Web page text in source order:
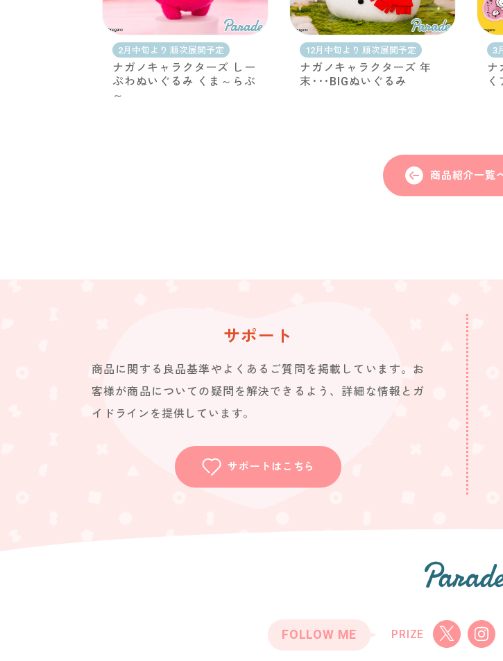
2月中旬より 順次展開予定
ナガノキャラクターズ しー
ぷわぬいぐるみ くま～らぶ
～
12月中旬より 順次展開予定
ナガノキャラクターズ 年
末･･･BIGぬいぐるみ
3
ナ
商品紹介一覧
サポート
商品に関する良品基準やよくあるご質問を掲載しています。お
客様が商品についての疑問を解決できるよう、詳細な情報とガ
イドラインを提供しています。
サポートはこちら
FOLLOW ME PRIZE